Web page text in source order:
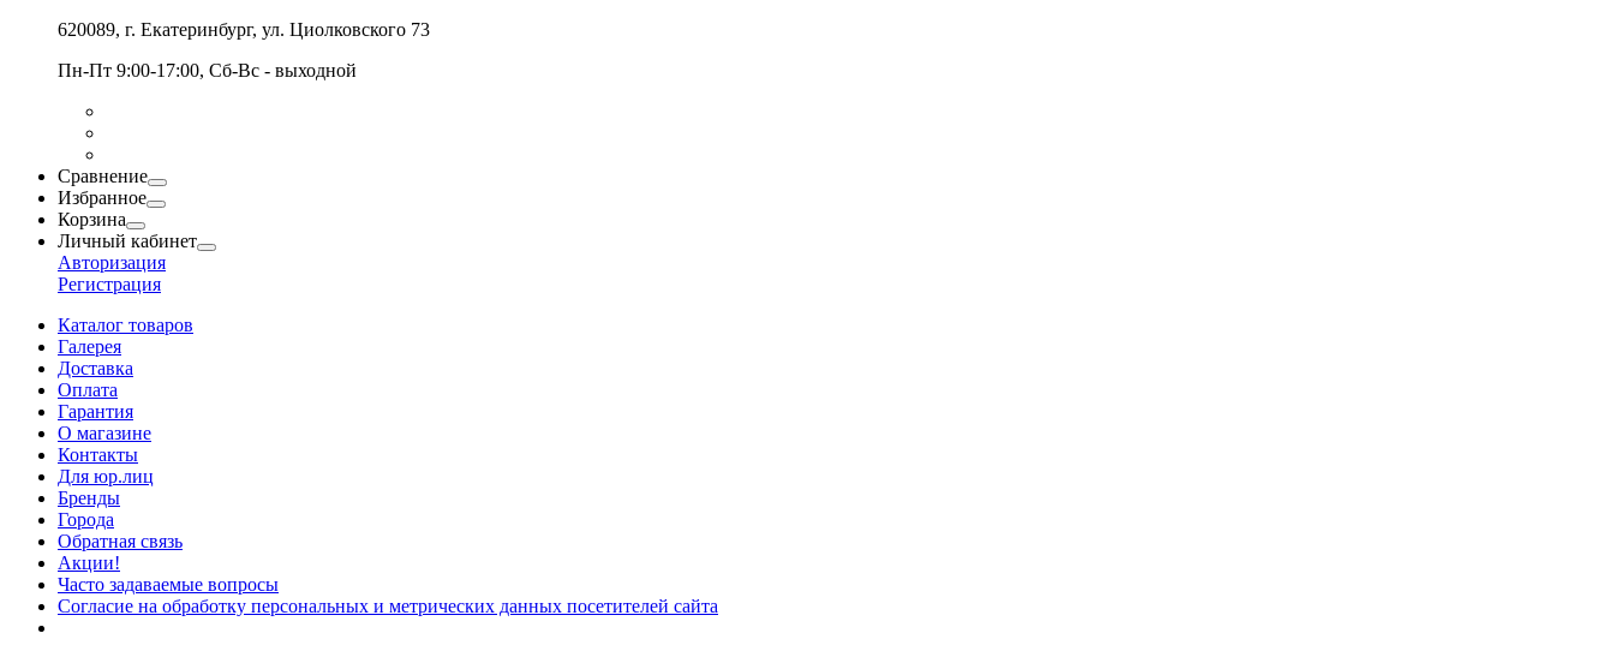
620089, г. Екатеринбург, ул. Циолковского 73
Пн-Пт 9:00-17:00, Сб-Вс - выходной
Сравнение
Избранное
Корзина
Личный кабинет
Авторизация
Регистрация
Каталог товаров
Галерея
Доставка
Оплата
Гарантия
О магазине
Контакты
Для юр.лиц
Бренды
Города
Обратная связь
Акции!
Часто задаваемые вопросы
Согласие на обработку персональных и метрических данных посетителей сайта